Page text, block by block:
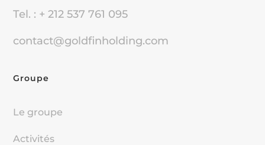
Tel. : + 212 537 761 095
contact@goldfinholding.com
Groupe
Le groupe
Activités